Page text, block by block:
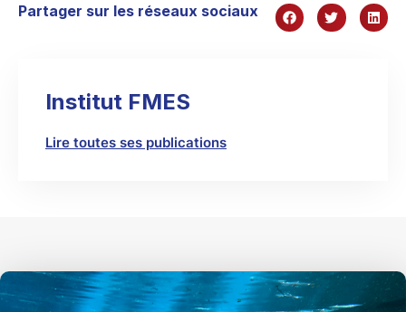
Partager sur les réseaux sociaux
Institut FMES
Lire toutes ses publications